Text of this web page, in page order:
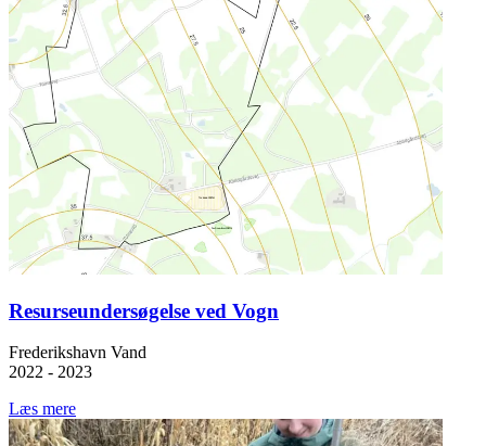
Resurseundersøgelse ved Vogn
Frederikshavn Vand
2022 - 2023
Læs mere